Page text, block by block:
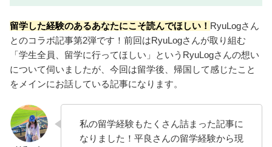
留学した経験のあるあなたにこそ読んでほしい！ RyuLogさん
とのコラボ記事第2弾です！前回はRyuLogさんが取り組む
「学生全員、留学に行ってほしい」というRyuLogさんの想い
について伺いましたが、今回は留学後、帰国して感じたこと
をメインにお話している記事になります。
私の留学経験もたくさん詰まった記事に
なりました！平良さんの留学経験から現